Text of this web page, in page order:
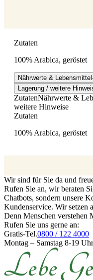
Zutaten
100% Arabica, geröstet
Nährwerte &
Lagerung / weitere
ZutatenNährwerte &
weitere Hinweise
Zutaten
100% Arabica, geröstet
Wir sind für Sie da und
Rufen Sie an, wir beraten
Chatbots, sondern unsere
Kundenservice. Wir setzen
Denn Menschen verstehen
Rufen Sie uns gerne an:
Gratis-Tel.0800 / 122 4000
Montag – Samstag 8-19